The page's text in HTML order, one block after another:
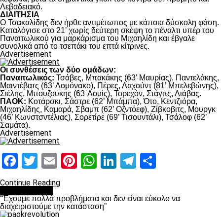
Λεβαδειακό.
ΔΙΑΙΤΗΣΙΑ
Ο Τσακαλίδης δεν ήρθε αντιμέτωπος με κάποια δύσκολη φάση.
Καταλόγισε στο 21’ χωρίς δεύτερη σκέψη το πέναλτι υπέρ του
Παναιτωλικού για μαρκάρισμα του Μιχαηλίδη και έβγαλε
συνολικά από το τσεπάκι του επτά κίτρινες.
Advertisement
Οι συνθέσεις των δύο ομάδων:
Παναιτωλικός: Τσάβες, Μπακάκης (63’ Μαυρίας), Παντελάκης,
Μαιντέβατς (63’ Λομόνακο), Πέρες, Λαχούντ (81’ Μπελεβώνης),
Σιέλης, Μπουζούκης (63΄Λουίς), Τορεχόν, Στάγιτς, Λιάβας.
ΠΑΟΚ: Κοτάρσκι, Σάστρε (62’ Μπάμπα), Ότο, Κεντζιόρα,
Μιχαηλίδης, Καμαρά, Σβαμπ (62’ Οζντόεφ), Ζίβκοβιτς, Μουργκ
(46’ Κωνστσντέλιας), Σορετίρε (69’ Τισουντάλι), Τσάλοφ (62’
Σαμάτα).
Advertisement
Facebook
Twitter
EmailPinterest
WhatsApp
LinkedIn
Telegram
Continue Reading
“Έχουμε πολλά προβλήματα και δεν είναι εύκολο να
διαχειριστούμε την κατάσταση”